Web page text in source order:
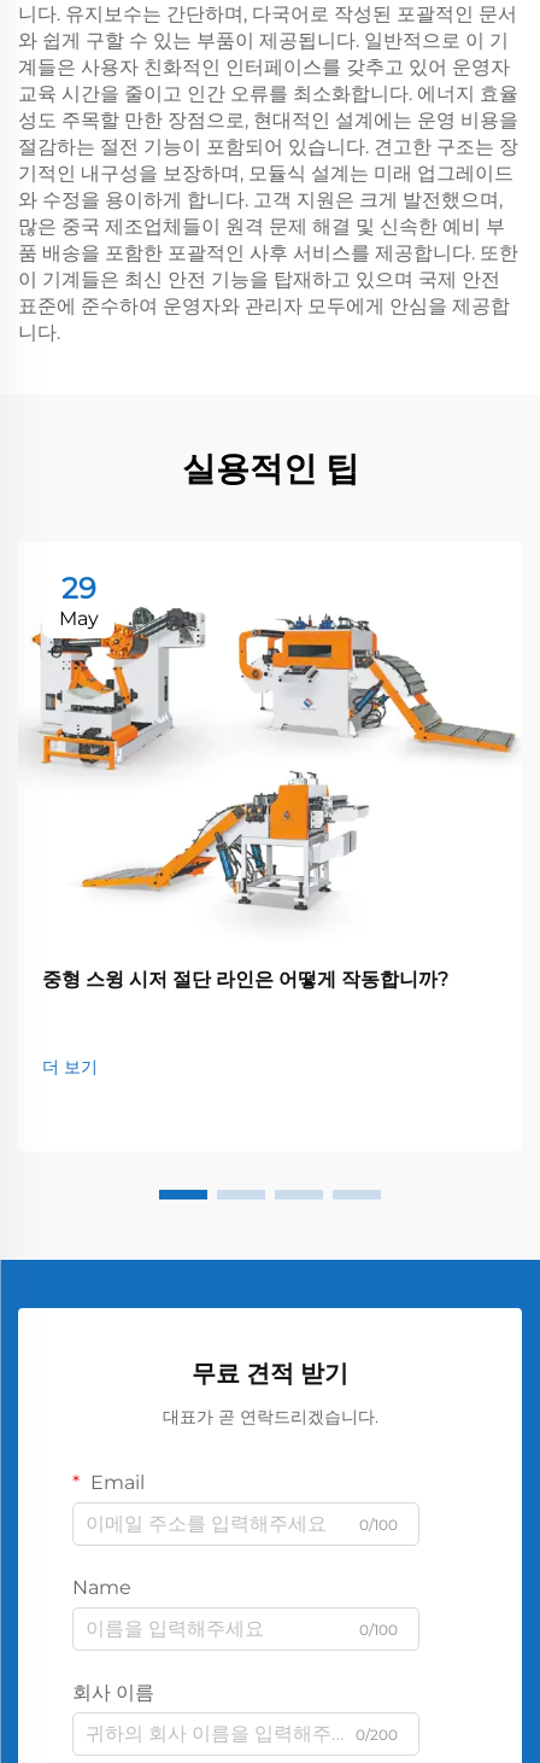
니다. 유지보수는 간단하며, 다국어로 작성된 포괄적인 문서
와 쉽게 구할 수 있는 부품이 제공됩니다. 일반적으로 이 기
계들은 사용자 친화적인 인터페이스를 갖추고 있어 운영자
교육 시간을 줄이고 인간 오류를 최소화합니다. 에너지 효율
성도 주목할 만한 장점으로, 현대적인 설계에는 운영 비용을
절감하는 절전 기능이 포함되어 있습니다. 견고한 구조는 장
기적인 내구성을 보장하며, 모듈식 설계는 미래 업그레이드
와 수정을 용이하게 합니다. 고객 지원은 크게 발전했으며,
많은 중국 제조업체들이 원격 문제 해결 및 신속한 예비 부
품 배송을 포함한 포괄적인 사후 서비스를 제공합니다. 또한
이 기계들은 최신 안전 기능을 탑재하고 있으며 국제 안전
표준에 준수하여 운영자와 관리자 모두에게 안심을 제공합
니다.
실용적인 팁
29
May
중형 스윙 시저 절단 라인은 어떻게 작동합니까?
더 보기
무료 견적 받기
대표가 곧 연락드리겠습니다.
Email
0/100
Name
0/100
회사 이름
0/200